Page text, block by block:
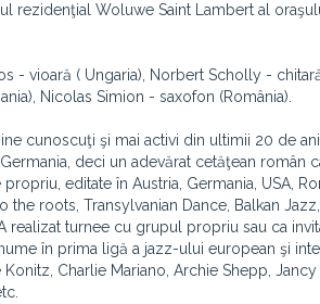
rezidenţial Woluwe Saint Lambert al
vioară ( Ungaria), Norbert Scholly -
Nicolas Simion - saxofon (România).
cunoscuţi şi mai activi din ultimii 20 de
deci un adevărat cetăţean român
editate în Austria, Germania, USA,
the roots, Transylvanian Dance, Balkan
turnee cu grupul propriu sau ca
în prima ligă a jazz-ului european şi
Charlie Mariano, Archie Shepp,